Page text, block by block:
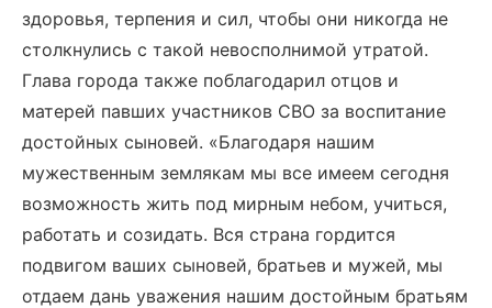
здоровья, терпения и сил, чтобы они никогда не
столкнулись с такой невосполнимой утратой.
Глава города также поблагодарил отцов и
матерей павших участников СВО за воспитание
достойных сыновей. «Благодаря нашим
мужественным землякам мы все имеем сегодня
возможность жить под мирным небом, учиться,
работать и созидать. Вся страна гордится
подвигом ваших сыновей, братьев и мужей, мы
отдаем дань уважения нашим достойным братьям